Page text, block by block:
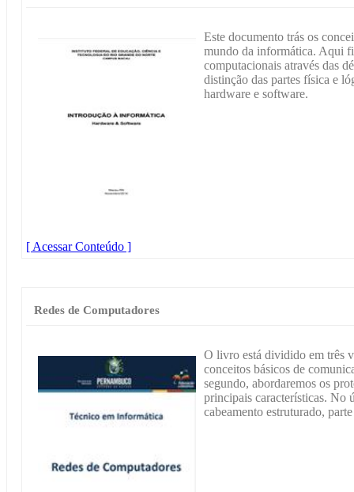
Este documento trás os
mundo da informática. Aqui
computacionais através das
distinção das partes física e
hardware e software.
[ Acessar Conteúdo ]
Redes de Computadores
O livro está dividido em três
conceitos básicos de
segundo, abordaremos os
principais características. No
cabeamento estruturado,